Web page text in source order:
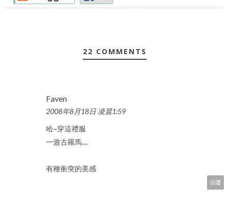
22 COMMENTS
Faven
2008年8月18日 凌晨1:59
哈~穿這禮服
一遊古羅馬....
有種衝突的美感
回覆